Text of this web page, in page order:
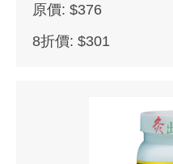
原價: $376
8折價: $301